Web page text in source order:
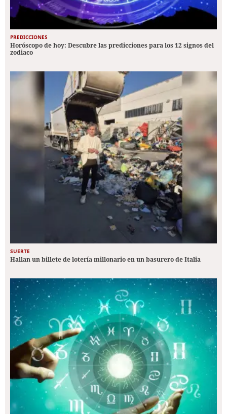
PREDICCIONES
Horóscopo de hoy: Descubre las predicciones para los 12 signos del
zodiaco
SUERTE
Hallan un billete de lotería millonario en un basurero de Italia